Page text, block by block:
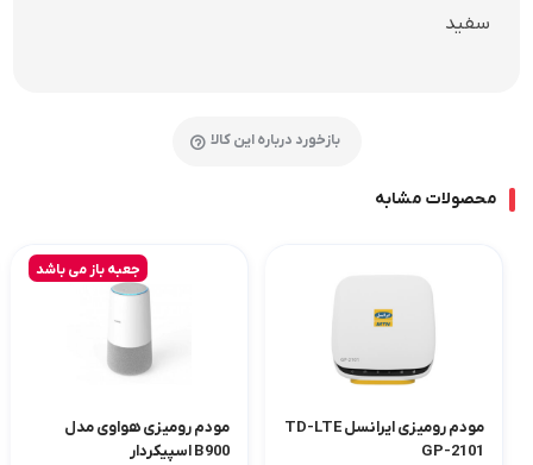
سفید
بازخورد درباره این کالا
محصولات مشابه
مودم رومیزی ایرانسل TD-LTE
GP-2101
جعبه باز می باشد
مودم رومیزی هواوی مدل
B900 اسپیکردار